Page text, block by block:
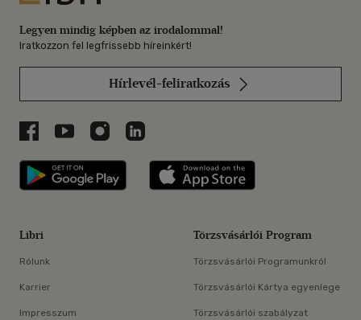
Legyen mindig képben az irodalommal!
Iratkozzon fel legfrissebb híreinkért!
Hírlevél-feliratkozás
Libri a Facebookon
Libri a Youtube-on
Libri az Instagramon
Libri a LinkedInen
Libri applikáció Szerezd meg: Google
Libri
Rólunk
Karrier
Impresszum
Törzsvásárlói Program
Törzsvásárlói Programunkról
Törzsvásárlói Kártya egyenlege
Törzsvásárlói szabályzat